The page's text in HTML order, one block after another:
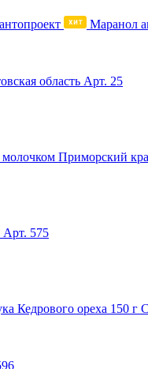
Маранол
область Арт. 25
Приморский
Арт. 575
Кедрового ореха 150 г